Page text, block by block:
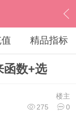
精品指标
函数+选
楼主
275
0